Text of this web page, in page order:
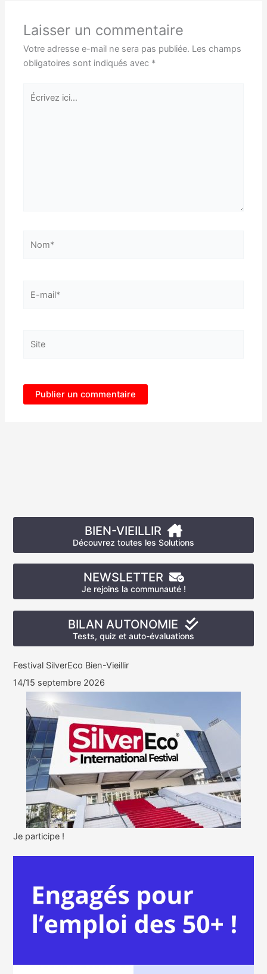
Laisser un commentaire
Votre adresse e-mail ne sera pas publiée. Les champs
obligatoires sont indiqués avec *
ici…
mail*
BIEN-VIEILLIR
Découvrez toutes les Solutions
NEWSLETTER
Je rejoins la communauté !
BILAN AUTONOMIE
Tests, quiz et auto-évaluations
Festival SilverEco Bien-Vieillir
14/15 septembre 2026
Je participe !